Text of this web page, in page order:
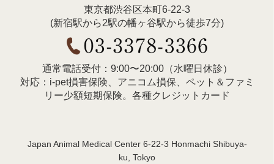
東京都渋谷区本町6-22-3
(新宿駅から2駅の幡ヶ谷駅から徒歩7分)
通常電話受付：9:00〜20:00（水曜日休診）
対応：i-pet損害保険、アニコム損保、ペット＆ファミ
リー少額短期保険。各種クレジットカード
Japan Animal Medical Center 6-22-3 Honmachi Shibuya-
ku, Tokyo